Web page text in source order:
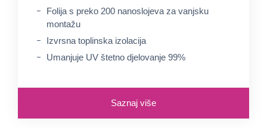
Folija s preko 200 nanoslojeva za vanjsku
montažu
Izvrsna toplinska izolacija
Umanjuje UV štetno djelovanje 99%
Saznaj više